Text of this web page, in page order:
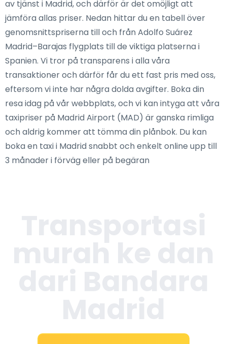
av tjänst i Madrid, och därför är det omöjligt att
jämföra allas priser. Nedan hittar du en tabell över
genomsnittspriserna till och från Adolfo Suárez
Madrid–Barajas flygplats till de viktiga platserna i
Spanien. Vi tror på transparens i alla våra
transaktioner och därför får du ett fast pris med oss,
eftersom vi inte har några dolda avgifter. Boka din
resa idag på vår webbplats, och vi kan intyga att våra
taxipriser på Madrid Airport (MAD) är ganska rimliga
och aldrig kommer att tömma din plånbok. Du kan
boka en taxi i Madrid snabbt och enkelt online upp till
3 månader i förväg eller på begäran